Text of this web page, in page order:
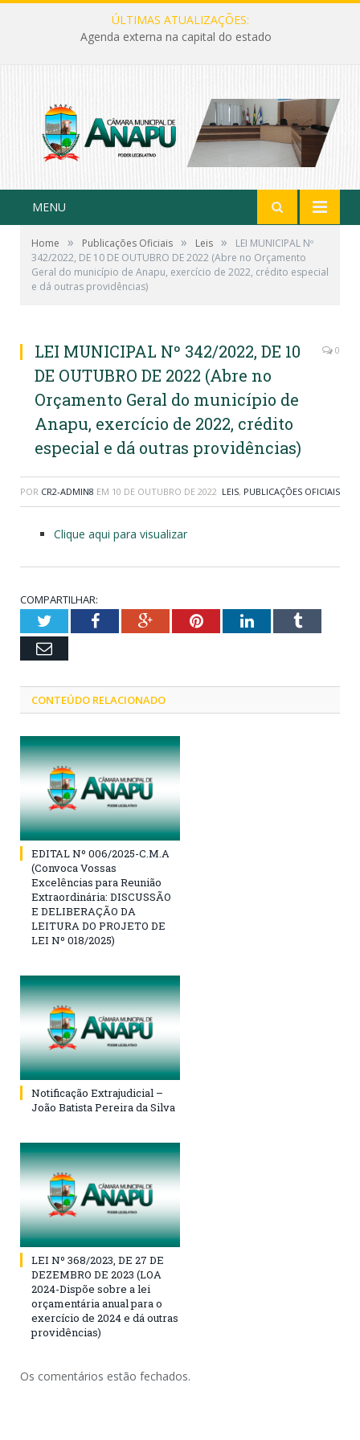
ÚLTIMAS ATUALIZAÇÕES:
Agenda externa na capital do estado
MENU
Home » Publicações Oficiais » Leis »
LEI MUNICIPAL Nº
342/2022, DE 10 DE OUTUBRO DE 2022 (Abre no Orçamento
Geral do município de Anapu, exercício de 2022, crédito especial
e dá outras providências)
LEI MUNICIPAL Nº 342/2022, DE 10
DE OUTUBRO DE 2022 (Abre no
Orçamento Geral do município de
Anapu, exercício de 2022, crédito
especial e dá outras providências)
0
POR CR2-ADMIN8 EM 10 DE OUTUBRO DE 2022 LEIS, PUBLICAÇÕES OFICIAIS
Clique aqui para visualizar
COMPARTILHAR:
TwitterFacebookGoogle+PinterestLinkedInTumblr
Email
CONTEÚDO RELACIONADO
EDITAL Nº 006/2025-C.M.A
(Convoca Vossas
Excelências para Reunião
Extraordinária: DISCUSSÃO
E DELIBERAÇÃO DA
LEITURA DO PROJETO DE
LEI Nº 018/2025)
Notificação Extrajudicial –
João Batista Pereira da Silva
LEI Nº 368/2023, DE 27 DE
DEZEMBRO DE 2023 (LOA
2024-Dispõe sobre a lei
orçamentária anual para o
exercício de 2024 e dá outras
providências)
Os comentários estão fechados.